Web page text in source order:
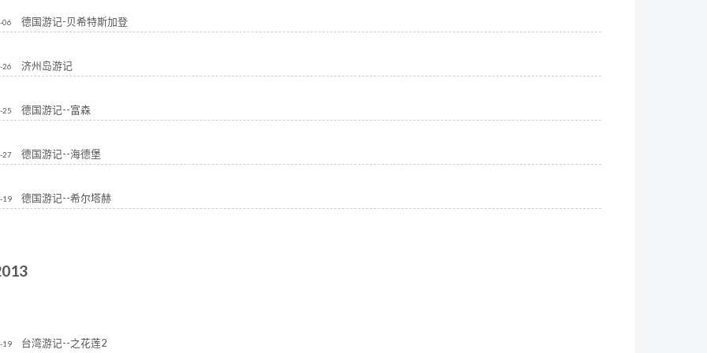
06 德国游记-贝希特斯加登
26 济州岛游记
25 德国游记--富森
27 德国游记--海德堡
19 德国游记--希尔塔赫
19 台湾游记--之花莲2